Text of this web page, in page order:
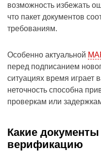
возможность избежать
что пакет документов
требованиям.
Особенно актуальной
перед подписанием
ситуациях время играет
неточность способна
проверкам или
Какие
верификацию